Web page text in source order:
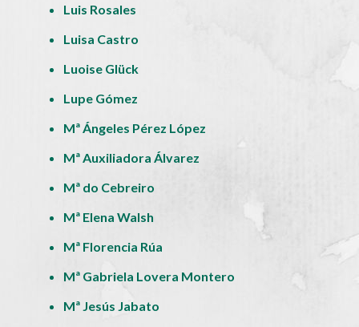
Luis Rosales
Luisa Castro
Luoise Glück
Lupe Gómez
Mª Ángeles Pérez López
Mª Auxiliadora Álvarez
Mª do Cebreiro
Mª Elena Walsh
Mª Florencia Rúa
Mª Gabriela Lovera Montero
Mª Jesús Jabato